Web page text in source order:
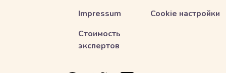
Impressum
Стоимость
экспертов
Cookie настройки